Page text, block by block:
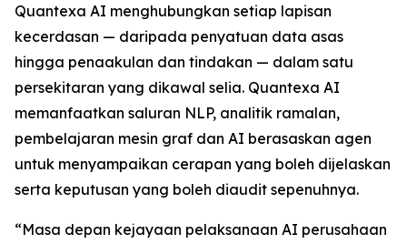
Quantexa AI menghubungkan setiap lapisan
kecerdasan — daripada penyatuan data asas
hingga penaakulan dan tindakan — dalam satu
persekitaran yang dikawal selia. Quantexa AI
memanfaatkan saluran NLP, analitik ramalan,
pembelajaran mesin graf dan AI berasaskan agen
untuk menyampaikan cerapan yang boleh dijelaskan
serta keputusan yang boleh diaudit sepenuhnya.
“Masa depan kejayaan pelaksanaan AI perusahaan